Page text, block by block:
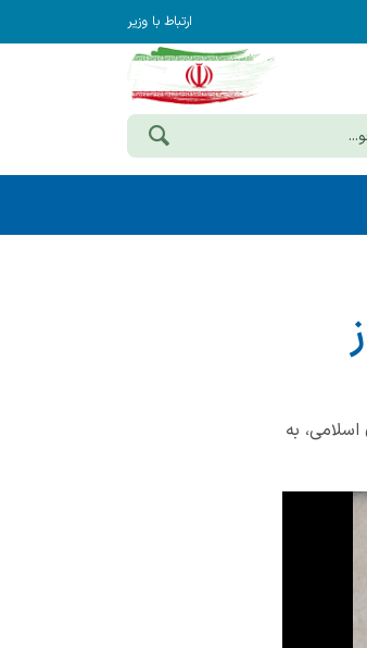
ارتباط با وزیر
اسلامی، به